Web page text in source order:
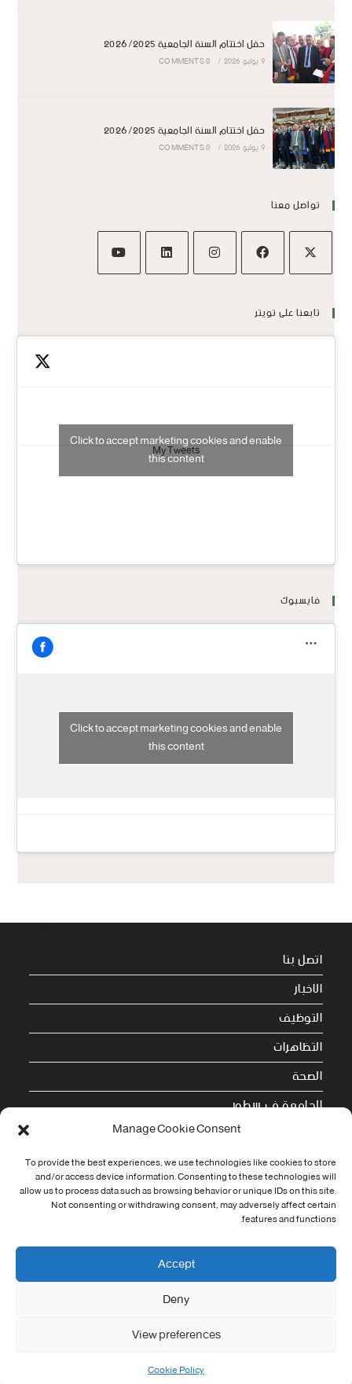
Manage Cookie Consent
To provide the best experiences, we use technologies like cookies to store
and/or access device information. Consenting to these technologies will
allow us to process data such as browsing behavior or unique IDs on this site.
Not consenting or withdrawing consent, may adversely affect certain
features and functions.
Accept
Deny
View preferences
Cookie Policy
حفل اختتام السنة الجامعية 2026/2025
9 يوليو 2026 /
0 COMMENTS
حفل اختتام السنة الجامعية 2026/2025
9 يوليو 2026 /
0 COMMENTS
تواصل معنا
تابعنا على تويتر
My Tweets
Click to accept marketing cookies and enable
this content
فايسبوك
Click to accept marketing cookies and enable
this content
اتصل بنا
الاخبار
التوظيف
التظاهرات
الصحة
الجامعة في سطور
Cookie Policy (EU)
معلومات الاتصال
Address:
جامعة العربي التبسي طريق قسنطينة - تبسة
contact@univ-tebessa.dz